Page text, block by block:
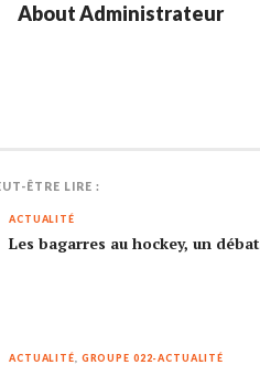
AboutAdministrateur
ÊTRE LIRE :
ACTUALITÉ
Les bagarres au hockey, un débat
ACTUALITÉ GROUPE 022-ACTUALITÉ